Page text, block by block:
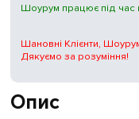
Опис
Шоурум працює під час
Шановні Клієнти,
Дякуємо за розуміння!